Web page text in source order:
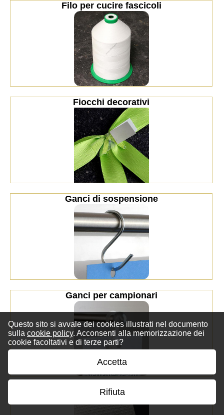
Questo sito si avvale dei cookies illustrati nel documento
sulla cookie policy. Acconsenti alla memorizzazione dei
cookie facoltativi e di terze parti?
Accetta
Rifiuta
Filo per cucire fascicoli
Fiocchi decorativi
Ganci di sospensione
Ganci per campionari
Garza per dorsi